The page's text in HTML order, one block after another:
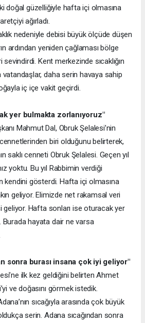
doğal güzelliğiyle hafta içi olmasına
ağırladı.
nedeniyle debisi büyük ölçüde düşen
ardından yeniden çağlaması bölge
sevindirdi. Kent merkezinde sıcaklığın
vatandaşlar, daha serin havaya sahip
iç içe vakit geçirdi.
yer bulmakta zorlanıyoruz"
Mahmut Dal, Obruk Şelalesi’nin
cennetlerinden biri olduğunu belirterek,
saklı cenneti Obruk Şelalesi. Geçen yıl
yoktu. Bu yıl Rabbimin verdiği
kendini gösterdi. Hafta içi olmasına
geliyor. Elimizde net rakamsal veri
Hafta sonları ise oturacak yer
Burada hayata dair ne varsa
sonra burası insana çok iyi geliyor"
ilk kez geldiğini belirten Ahmet
ve doğasını görmek istedik.
sıcağıyla arasında çok büyük
serin. Adana sıcağından sonra